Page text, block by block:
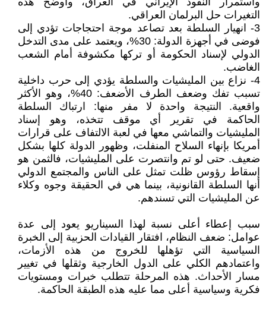
التغيرات حل البرلمان العراقي.
3- انهيار السلطة بعد تصاعد موجة احتجاجات تؤدي إلى
فوضى في أجهزة الدولة: 30%، ويعتمد على مدى التدخل
الدولي لإسناد الحكومة أو تركها مكشوفة أمام الشعب
الغاضب.
4- نزاع بين المليشيات والسلطة يؤدي إلى حرب داخلية
تسبب تفك وضعف الطرف الأضعف: 40%، وهو الأكثر
واقعية. النتيجة واحدة لا مفر منها: ارتباك السلطة
الحاكمة في تقرير أي موقف تتخذه، وهو إسناد
المليشيات والتماشي معها في لعبة الالتفاف على قرارات
أمريكا بإنهاء السلاح المنفلت، وظهور الدولة كلها بشكل
ضعيف. حتى لو تم وانتصرت على المليشيات، فالثمن هو
إسقاط رؤوس ظلت تمثل على الناس والمجتمع الدولي
أنها السلطة القانونية، بينما هي في الحقيقة وجوه وكلاء
عن المليشيات التي تسندهم.
سبب إعطاء أعلى نسبة لهذا السيناريو يعود إلى عدة
عوامل: ضعف النظام، افتقار القيادات الحزبية إلى الخبرة
السياسية التي تؤهلها للخروج من هذه الأزمات،
واعتمادهم الكلي على الدول الخارجية وثقلها في تغيير
مسار الأحداث. هذه المرحلة تتطلب خبرات ومستويات
فكرية وسياسية أعلى مما عليه هذه الطبقة الحاكمة.